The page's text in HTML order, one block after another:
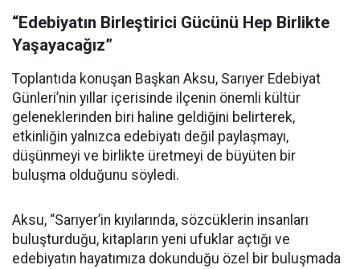
“Edebiyatın Birleştirici Gücünü Hep Birlikte
Yaşayacağız”
Toplantıda konuşan Başkan Aksu, Sarıyer Edebiyat
Günleri’nin yıllar içerisinde ilçenin önemli kültür
geleneklerinden biri haline geldiğini belirterek,
etkinliğin yalnızca edebiyatı değil paylaşmayı,
düşünmeyi ve birlikte üretmeyi de büyüten bir
buluşma olduğunu söyledi.
Aksu, “Sarıyer’in kıyılarında, sözcüklerin insanları
buluşturduğu, kitapların yeni ufuklar açtığı ve
edebiyatın hayatımıza dokunduğu özel bir buluşmada